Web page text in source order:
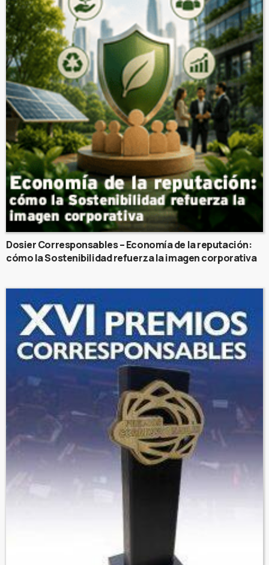
Dosier Corresponsables – Economía de la reputación:
cómo la Sostenibilidad refuerza la imagen corporativa